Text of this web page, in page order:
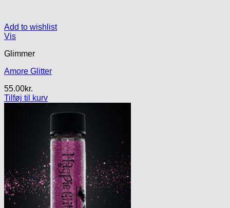
Add to wishlist
Vis
Glimmer
Amore Glitter
55.00kr.
Tilføj til kurv